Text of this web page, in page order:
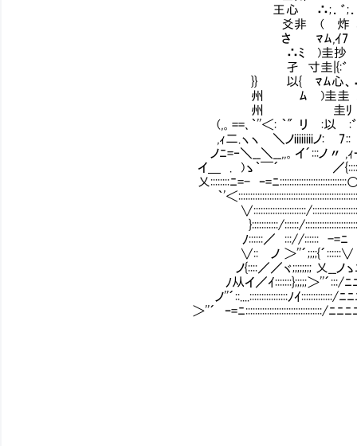
王 心 ∴;．゛;．: /{{
爻非 ㍉( 炸 心 ∴;．゛;．: ′ ′ ,土
さ ㍉ ﾏﾑ,ｲ7 ㍉( 炸 /k 仏
∴ﾐ )圭抄 ㍉ ﾏﾑ,ｲ7 リ 紗′
孑 寸圭|{:゛ ∴
}} 以{ ﾏﾑ心、∴ﾊ 寸圭|{:゛∴;．:
州 ㍉ﾑ )圭圭 以{ ﾏﾑ心、∴ﾊ/淤{
州 Ⅵ Ⅵ圭ﾘ ㍉ﾑ )圭圭
(,。==､｀''＜: ｀" リ :以Ⅳ:゛; Ⅵ
,ｨ二.ヽヽ ＼ノiiiiiiiiノ: Ⅵ7 :: :::}リ :
ノﾆ=‐＼__＼__,,。イ´:::ノ 〃 ,ｨｰｰ
イ＿ . )ゝ｀￣´ ／{::::ゝ=--
乂::::::::ﾆ=- ｰ=ﾆ::::::::::::::::::::::::::::○ｰ
｀'＜
∨::::::::::::::::::::::/
}:::::::::::/::::::/
ﾉ::::::／ ::://:::::: -=ﾆ ゝ=ｲ､＿＞
∨:: ノ ＞''´;;;;{´::::::∨ ＞''´ﾆﾆゞ
ノ{::::／／ヾ;;;;;;;; 乂__ノゝﾆﾆﾆﾆ／
ﾉ从イ／ｲ:::::::};;;;;＞''´:::/ﾆﾆ
ノ''´::....::::::::::::::::ﾉｲ:::::::::::::/
＞''´ ｰ=ﾆ